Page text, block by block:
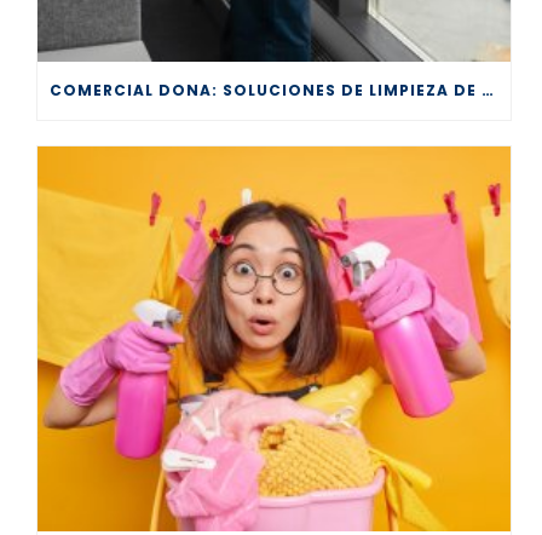
COMERCIAL DONA: SOLUCIONES DE LIMPIEZA DE CALIDAD PARA TODOS LOS SECTORES